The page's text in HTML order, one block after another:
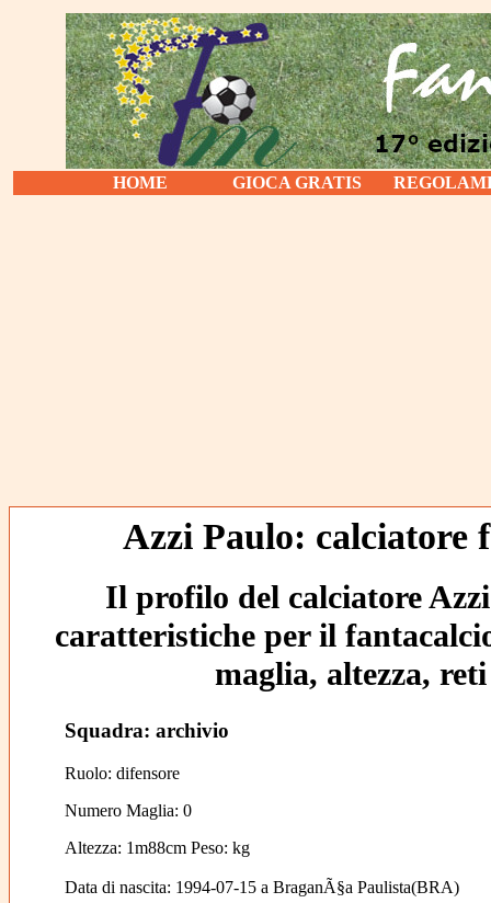
HOME GIOCA GRATIS
Azzi Paulo: calciatore
Il profilo del calciatore
caratteristiche per il
maglia, altezza,
Squadra: archivio
Ruolo: difensore
Numero Maglia: 0
Altezza: 1m88cm Peso: kg
Data di nascita: 1994-07-15 a BraganÃ§a Paulista(BRA)